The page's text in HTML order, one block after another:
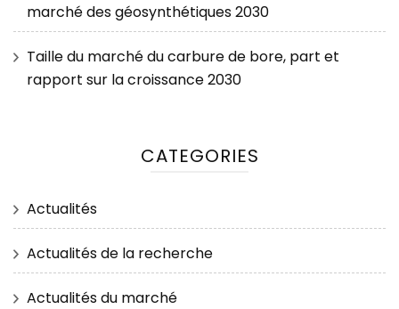
marché des géosynthétiques 2030
Taille du marché du carbure de bore, part et
rapport sur la croissance 2030
CATEGORIES
Actualités
Actualités de la recherche
Actualités du marché